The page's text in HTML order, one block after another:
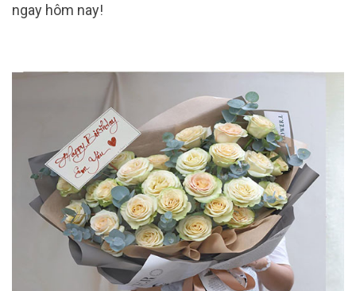
ngay hôm nay!